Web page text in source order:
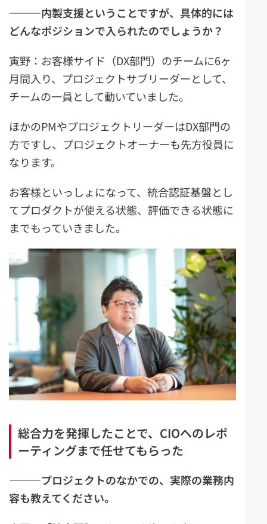
―――内製支援ということですが、具体的には
どんなポジションで入られたのでしょうか？
寅野：お客様サイド（DX部門）のチームに6ヶ
月間入り、プロジェクトサブリーダーとして、
チームの一員として動いていました。
ほかのPMやプロジェクトリーダーはDX部門の
方ですし、プロジェクトオーナーも先方役員に
なります。
お客様といっしょになって、統合認証基盤とし
てプロダクトが使える状態、評価できる状態に
までもっていきました。
総合力を発揮したことで、CIOへのレポ
ーティングまで任せてもらった
―――プロジェクトのなかでの、実際の業務内
容も教えてください。